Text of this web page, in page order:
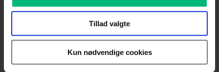
Tillad valgte
Kun nødvendige cookies